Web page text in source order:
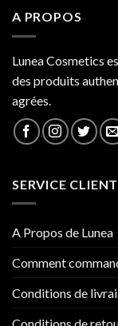
A PROPOS
Lunea Cosmetics
des produits
agrées.
SERVICE CLIENT
A Propos de Lunea
Comment
Conditions de